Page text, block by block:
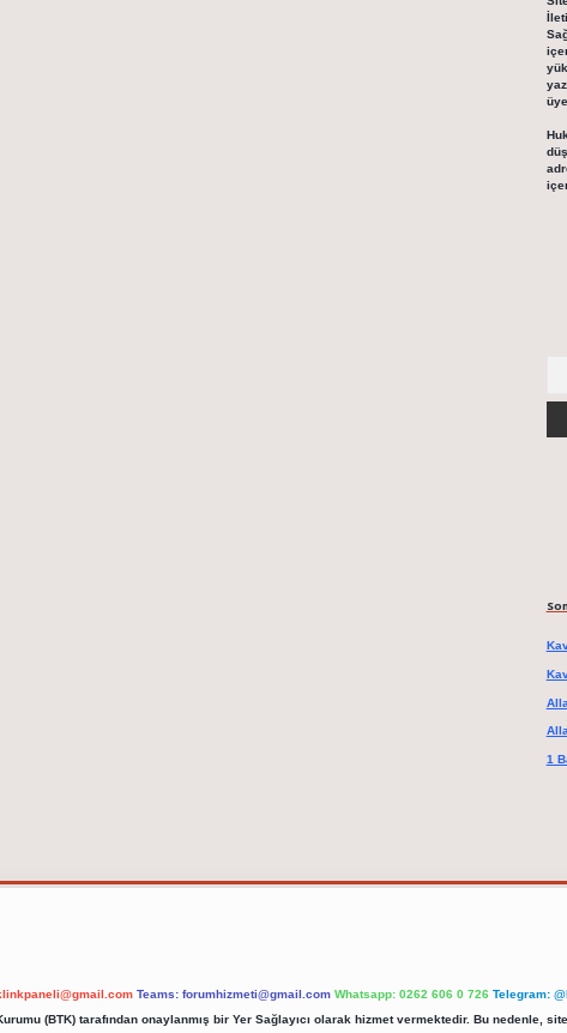
1
Teams: forumhizmeti@gmail.com Whatsapp: 0262 606 0 726 Telegram:
(BTK) tarafından onaylanmış bir Yer Sağlayıcı olarak hizmet vermektedir. Bu nedenle,